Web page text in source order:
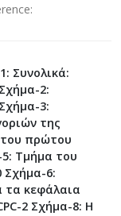
Συνολικά:
2:
3:
της
του πρώτου
Τμήμα του
Σχήμα-6:
τα κεφάλαια
2 Σχήμα-8: Η